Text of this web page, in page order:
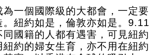
為一個國際級的大都會，一定
。紐約如是，倫敦亦如是。
同國籍的人都有遇害，可見紐
紐約的婦女生育，亦不用在紐